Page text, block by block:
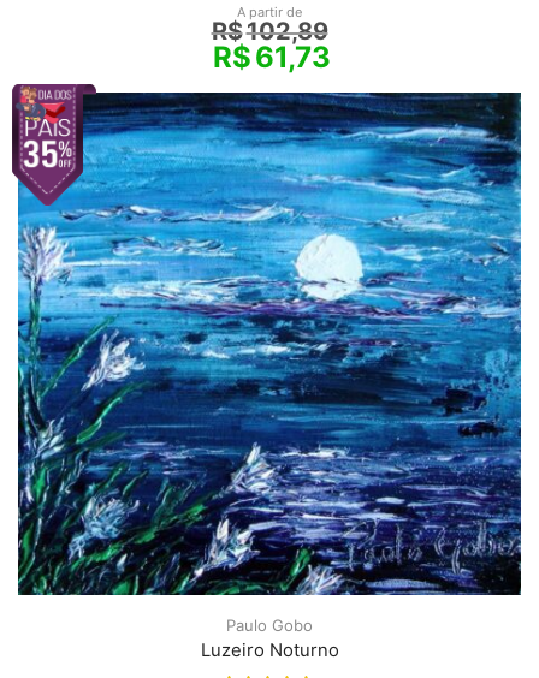
A partir de
R$102,89
R$61,73
Paulo Gobo
Luzeiro Noturno